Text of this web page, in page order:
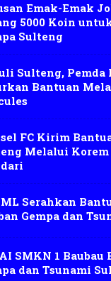
Emak-Emak
5000 Koin
Sulteng
Sulteng, Pemda
Bantuan
FC Kirim
Melalui Korem
Serahkan
Gempa dan
SMKN 1 Baubau
dan Tsunami